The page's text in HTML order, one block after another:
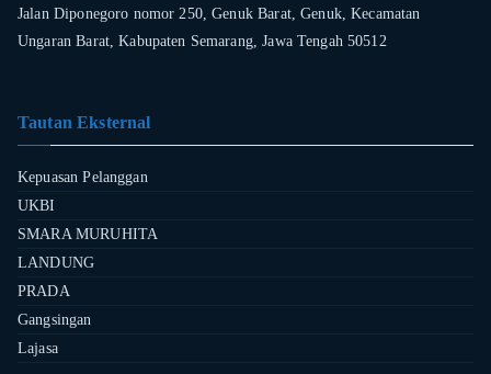
Jalan Diponegoro nomor 250, Genuk Barat, Genuk, Kecamatan
Ungaran Barat, Kabupaten Semarang, Jawa Tengah 50512
Tautan Eksternal
Kepuasan Pelanggan
UKBI
SMARA MURUHITA
LANDUNG
PRADA
Gangsingan
Lajasa